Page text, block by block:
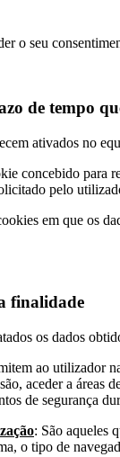
o seu
de tempo
ativados no
concebido para
pelo
em que os
finalidade
os dados
ao utilizador
aceder a áreas
de segurança
: São aqueles
o tipo de